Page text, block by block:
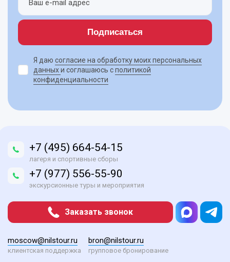
Подписаться
Я даю согласие на обработку моих персональных
данныхи соглашаюсь сполитикой
конфиденциальности
+7 (495) 664-54-15
лагеря и спортивные сборы
+7 (977) 556-55-90
экскурсионные туры и мероприятия
Заказать звонок
moscow@nilstour.ru
клиентская поддержка
bron@nilstour.ru
групповое бронирование